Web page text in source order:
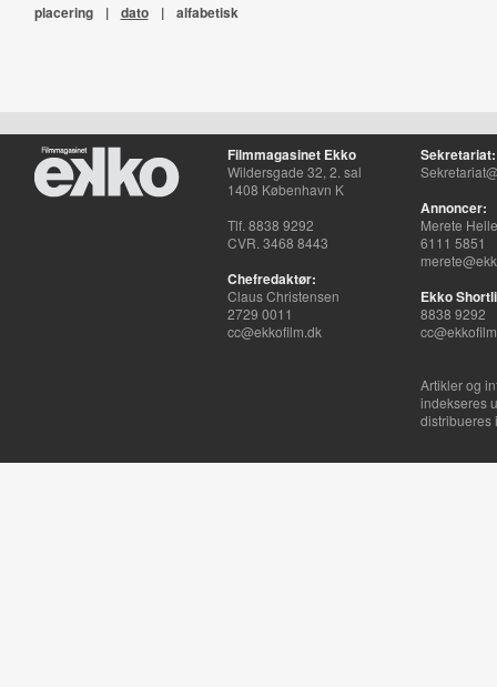
placering | dato | alfabetisk
Filmmagasinet Ekko
Wildersgade 32, 2. sal
1408 København K
Tlf. 8838 9292
CVR. 3468 8443
Chefredaktør:
Claus Christensen
2729 0011
cc@ekkofilm.dk
Sekretariat:
Annoncer:
Merete
6111 5851
Ekko
8838 9292
Artikler og
indekseres
distribueres